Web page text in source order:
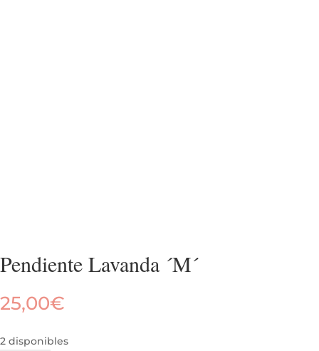
Pendiente Lavanda ´M´
25,00€
2 disponibles